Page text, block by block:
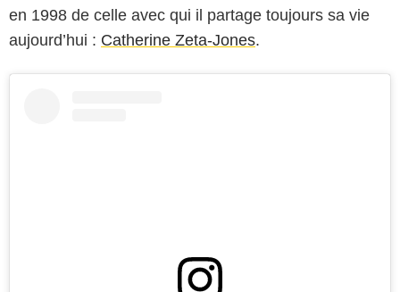
en 1998 de celle avec qui il partage toujours sa vie
aujourd’hui : Catherine Zeta-Jones.